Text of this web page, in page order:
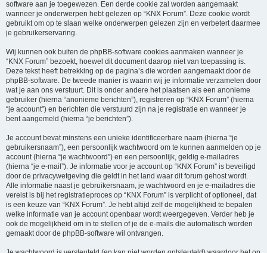
software aan je toegewezen. Een derde cookie zal worden aangemaakt
wanneer je onderwerpen hebt gelezen op “KNX Forum”. Deze cookie wordt
gebruikt om op te slaan welke onderwerpen gelezen zijn en verbetert daarmee
je gebruikerservaring.
Wij kunnen ook buiten de phpBB-software cookies aanmaken wanneer je
“KNX Forum” bezoekt, hoewel dit document daarop niet van toepassing is.
Deze tekst heeft betrekking op de pagina’s die worden aangemaakt door de
phpBB-software. De tweede manier is waarin wij je informatie verzamelen door
wat je aan ons verstuurt. Dit is onder andere het plaatsen als een anonieme
gebruiker (hierna “anonieme berichten”), registreren op “KNX Forum” (hierna
“je account”) en berichten die verstuurd zijn na je registratie en wanneer je
bent aangemeld (hierna “je berichten”).
Je account bevat minstens een unieke identificeerbare naam (hierna “je
gebruikersnaam”), een persoonlijk wachtwoord om te kunnen aanmelden op je
account (hierna “je wachtwoord”) en een persoonlijk, geldig e-mailadres
(hierna “je e-mail”). Je informatie voor je account op “KNX Forum” is beveiligd
door de privacywetgeving die geldt in het land waar dit forum gehost wordt.
Alle informatie naast je gebruikersnaam, je wachtwoord en je e-mailadres die
vereist is bij het registratieproces op “KNX Forum” is verplicht of optioneel, dat
is een keuze van “KNX Forum”. Je hebt altijd zelf de mogelijkheid te bepalen
welke informatie van je account openbaar wordt weergegeven. Verder heb je
ook de mogelijkheid om in te stellen of je de e-mails die automatisch worden
gemaakt door de phpBB-software wil ontvangen.